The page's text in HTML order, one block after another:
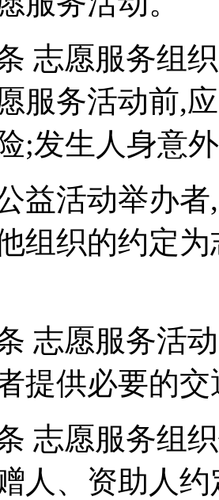
志愿服务组
服务活动前,
;发生人身意
益活动举办
组织的约定
志愿服务活
提供必要的
志愿服务组
人、资助人